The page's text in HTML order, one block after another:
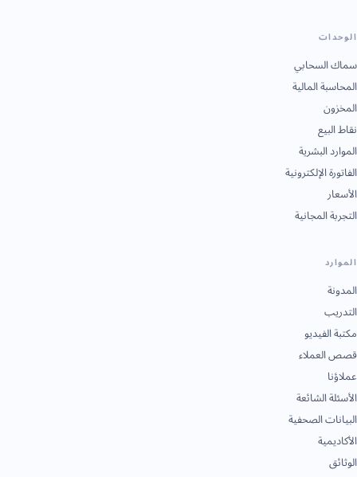
الوحدات
سماك السحابي
المحاسبة المالية
المخزون
نقاط البيع
الموارد البشرية
الفاتورة الإلكترونية
الأسعار
التجربة المجانية
الموارد
المدونة
التدريب
مكتبة الفيديو
قصص العملاء
عملاؤنا
الأسئلة الشائعة
البيانات الصحفية
الأكاديمية
الوثائق